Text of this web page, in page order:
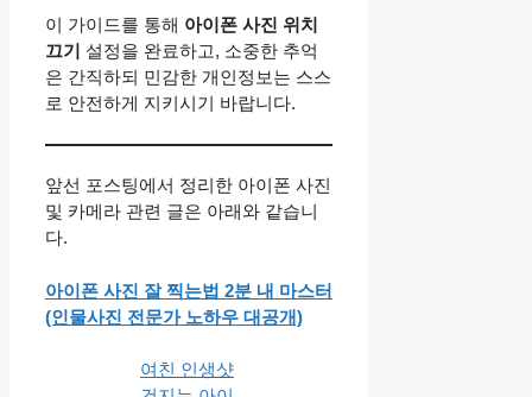
이 가이드를 통해 아이폰 사진 위치
끄기 설정을 완료하고, 소중한 추억
은 간직하되 민감한 개인정보는 스스
로 안전하게 지키시기 바랍니다.
앞선 포스팅에서 정리한 아이폰 사진
및 카메라 관련 글은 아래와 같습니
다.
아이폰 사진 잘 찍는법 2분 내 마스터
(인물사진 전문가 노하우 대공개)
여친 인생샷